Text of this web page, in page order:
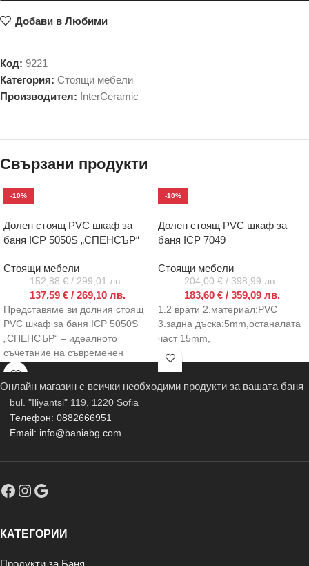
Добави в Любими
Код: 9221
Категория: Стоящи мебели
Производител: InterCeramic
Свързани продукти
-10%
Долен стоящ PVC шкаф за
баня ICP 5050S „СПЕНСЪР“
Стоящи мебели
152,88€/ 299,01 лв.
137,59 €/ 269,10 лв.
Представяме ви долния стоящ
PVC шкаф за баня ICP 5050S
„СПЕНСЪР“ – идеалното
съчетание на съвременен
дизайн и практичност. С
-10%
Долен стоящ PVC шкаф за
баня ICP 7049
Стоящи мебели
204,00€/ 398,99 лв.
183,60 €/ 359,09 лв.
1.2 врати 2.материал:PVC
3.задна дъска:5mm,останалата
част 15mm,
Онлайн магазин с всички необходими продукти за вашата баня
bul. "Iliyantsi" 119, 1220 Sofia
Телефон: 0882666951
Email: info@baniabg.com
КАТЕГОРИИ